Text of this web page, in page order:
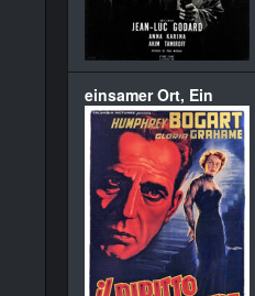
einsamer Ort, Ein